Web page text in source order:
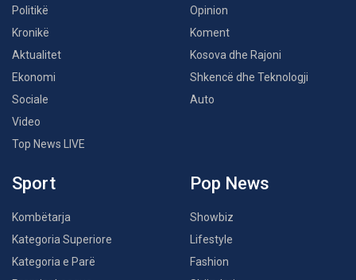
Politikë
Kronikë
Aktualitet
Ekonomi
Sociale
Video
Top News LIVE
Opinion
Koment
Kosova dhe Rajoni
Shkencë dhe Teknologji
Auto
Sport
Kombëtarja
Kategoria Superiore
Kategoria e Parë
Pop News
Showbiz
Lifestyle
Fashion